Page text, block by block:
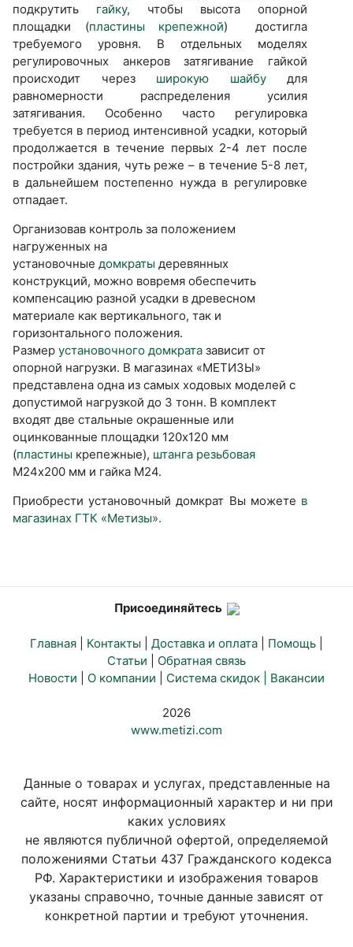
подкрутить гайку, чтобы высота опорной
площадки (пластины крепежной) достигла
требуемого уровня. В отдельных моделях
регулировочных анкеров затягивание гайкой
происходит через широкую шайбудля
равномерности распределения усилия
затягивания. Особенно часто регулировка
требуется в период интенсивной усадки, который
продолжается в течение первых 2-4 лет после
постройки здания, чуть реже – в течение 5-8 лет,
в дальнейшем постепенно нужда в регулировке
отпадает.
Организовав контроль за положением
нагруженных на
установочные домкраты деревянных
конструкций, можно вовремя обеспечить
компенсацию разной усадки в древесном
материале как вертикального, так и
горизонтального положения.
Размер установочного домкрата зависит от
опорной нагрузки. В магазинах «МЕТИЗЫ»
представлена одна из самых ходовых моделей с
допустимой нагрузкой до 3 тонн. В комплект
входят две стальные окрашенные или
оцинкованные площадки 120х120 мм
(пластины крепежные), штанга резьбовая
М24х200 мм и гайка М24.
Приобрести установочный домкрат Вы можете в
магазинах ГТК «Метизы».
Присоединяйтесь
Главная Контакты Доставка и оплата Помощь
Статьи
Обратная связь
Новости
О компании Система скидок | Вакансии
2026
www.metizi.com
Данные о товарах и услугах, представленные на
сайте, носят информационный характер и ни при
каких условиях
не являются публичной офертой, определяемой
положениями Статьи 437 Гражданского кодекса
РФ. Характеристики и изображения товаров
указаны справочно, точные данные зависят от
конкретной партии и требуют уточнения.